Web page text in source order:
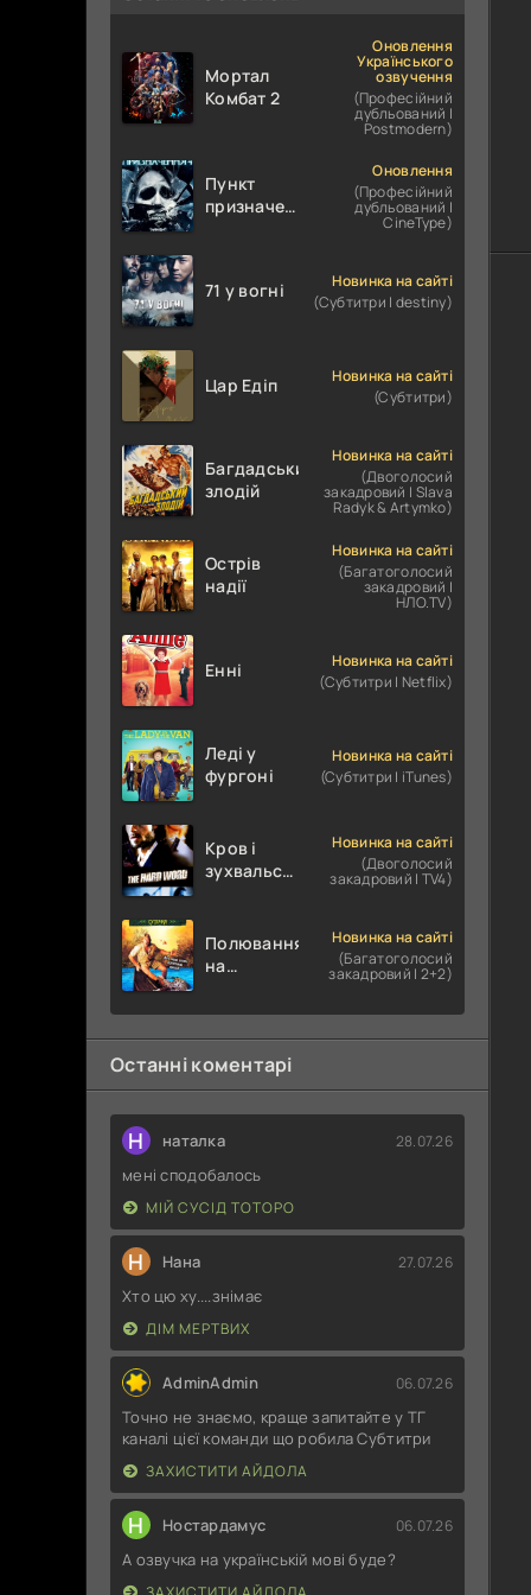
Мортал
Комбат 2
Оновлення
Українського
озвучення
(Професійний
дубльований |
Postmodern)
Пункт
призначення
Оновлення
(Професійний
дубльований |
CineType)
71 у вогні
Новинка на сайті
(Субтитри | destiny)
Цар Едіп
Новинка на сайті
(Субтитри)
Багдадський
злодій
Новинка на сайті
(Двоголосий
закадровий | Slava
Radyk & Artymko)
Острів
надії
Новинка на сайті
(Багатоголосий
закадровий |
НЛО.TV)
Енні
Новинка на сайті
(Субтитри | Netflix)
Леді у
фургоні
Новинка на сайті
(Субтитри | iTunes)
Кров і
зухвальство
Новинка на сайті
(Двоголосий
закадровий | TV4)
Полювання
на
Сутичка
Новинка на сайті
(Багатоголосий
закадровий | 2+2)
Останні коментарі
Н наталка 28.07.26
мені сподобалось
МІЙ СУСІД ТОТОРО
Н Нана 27.07.26
Хто цю ху....знімає
ДІМ МЕРТВИХ
AdminAdmin 06.07.26
Точно не знаємо, краще запитайте у ТГ
каналі цієї команди що робила Субтитри
ЗАХИСТИТИ АЙДОЛА
Н Ностардамус 06.07.26
А озвучка на українській мові буде?